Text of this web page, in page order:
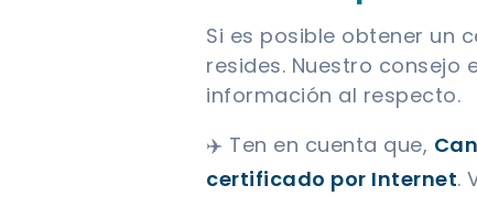
Si es posible obtener un
resides. Nuestro
información al respecto.
✈️ Ten en cuenta que,
certificado por Internet.